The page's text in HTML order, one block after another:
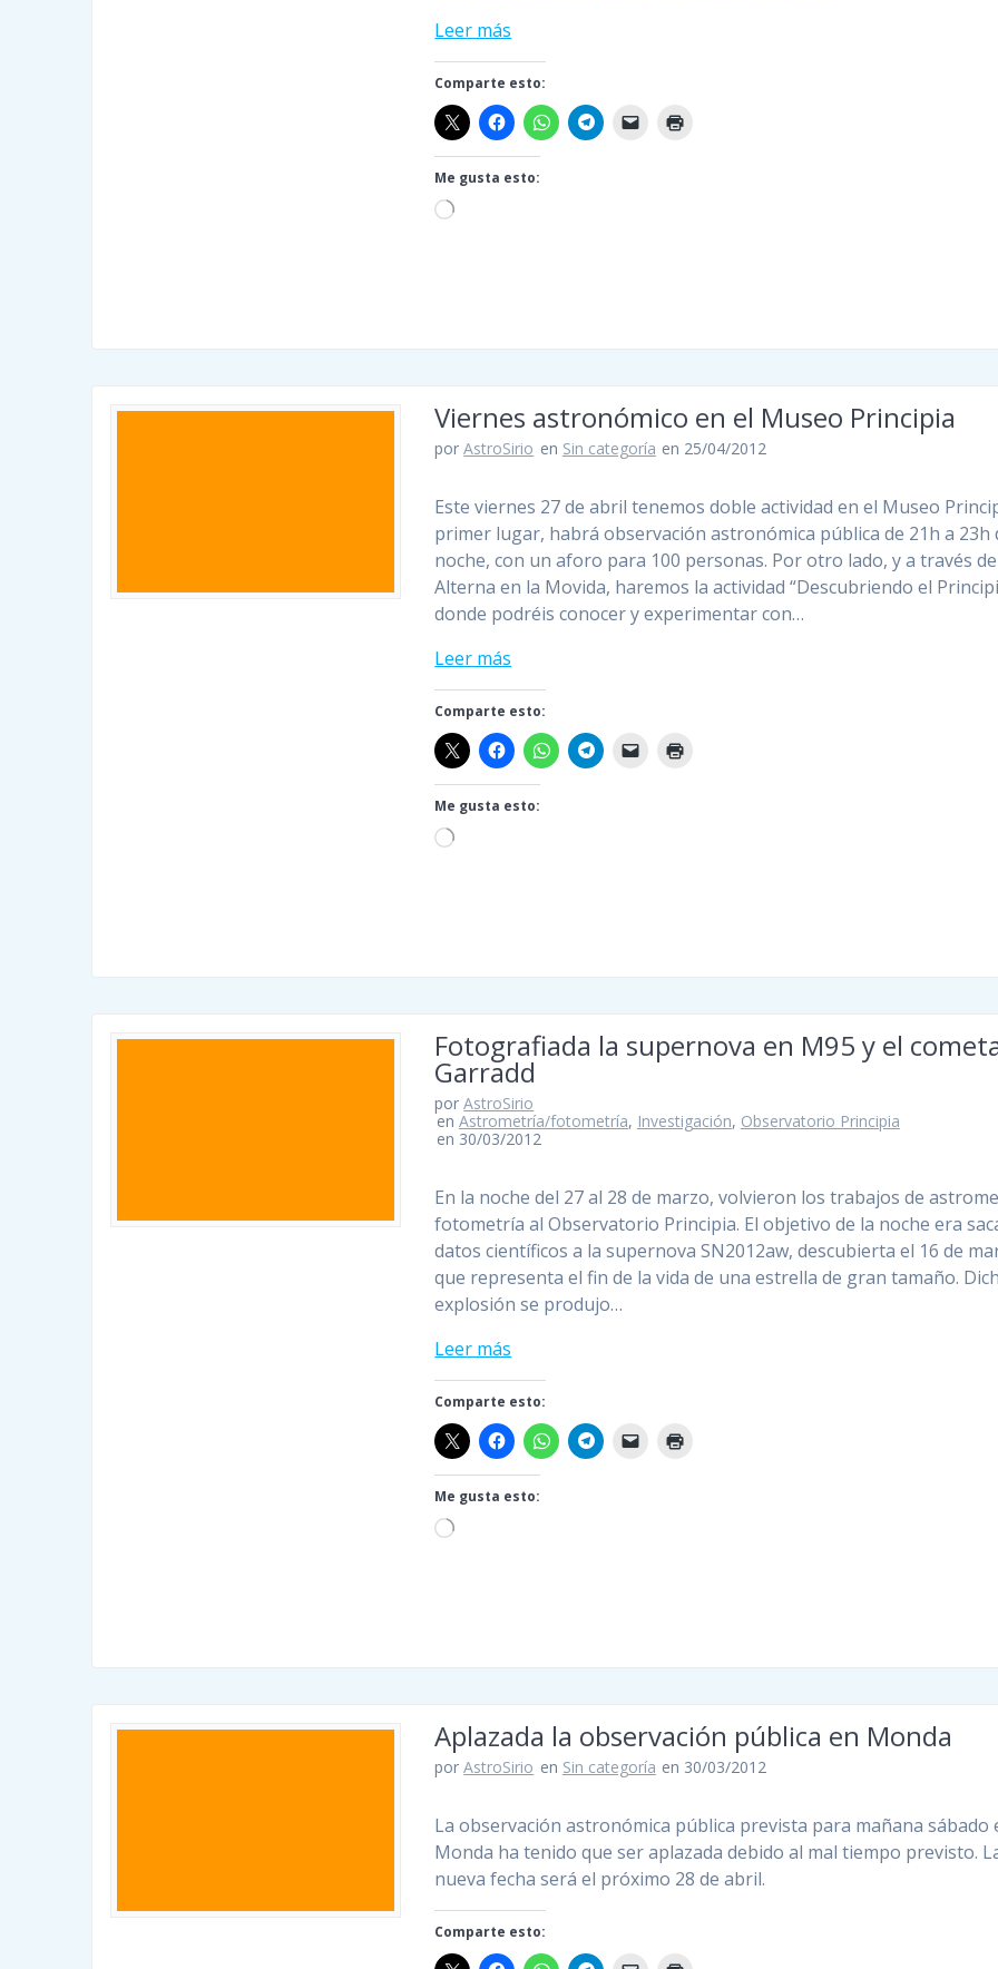
Leer más
Comparte esto:
Me gusta esto:
Cargando...
Viernes astronómico en el Museo Principia
porAstroSirio en Sin categoría en 25/04/2012
Este viernes 27 de abril tenemos doble actividad en el Museo
primer lugar, habrá observación astronómica pública de 21h a 23h
noche, con un aforo para 100 personas. Por otro lado, y a través de
Alterna en la Movida, haremos la actividad “Descubriendo el
donde podréis conocer y experimentar con…
Leer más
Comparte esto:
Me gusta esto:
Cargando...
Fotografiada la supernova en M95 y el
Garradd
porAstroSirio
en Astrometría/fotometría, Investigación, Observatorio Principia
en 30/03/2012
En la noche del 27 al 28 de marzo, volvieron los trabajos de
fotometría al Observatorio Principia. El objetivo de la noche era
datos científicos a la supernova SN2012aw, descubierta el 16 de
que representa el fin de la vida de una estrella de gran tamaño.
explosión se produjo…
Leer más
Comparte esto:
Me gusta esto:
Cargando...
Aplazada la observación pública en Monda
porAstroSirio en Sin categoría en 30/03/2012
La observación astronómica pública prevista para mañana sábado
Monda ha tenido que ser aplazada debido al mal tiempo previsto.
nueva fecha será el próximo 28 de abril.
Comparte esto: